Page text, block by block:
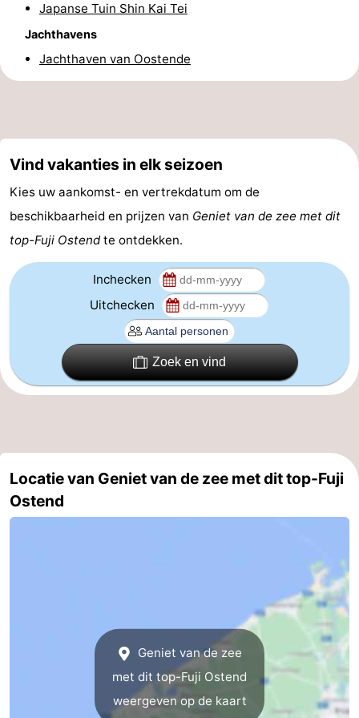
Nieuws
adressen
Regio
West-
Gent
-
Kust
-
Natuur
-
Japanse Tuin Shin Kai Tei
Jachthavens
Jachthaven van Oostende
Vind vakanties in elk seizoen
Kies uw aankomst- en vertrekdatum om de
beschikbaarheid en prijzen van Geniet van de zee met dit
top-Fuji Ostendte ontdekken.
Inchecken
Uitchecken
Zoek en vind
Locatie van Geniet van de zee met dit top-Fuji
Ostend
Geniet van de zee
met dit top-Fuji Ostend
weergeven op de kaart